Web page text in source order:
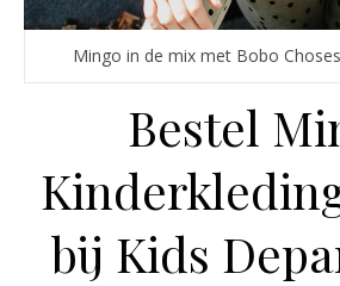
Mingo in de mix met Bobo
Bestel
bij Kids